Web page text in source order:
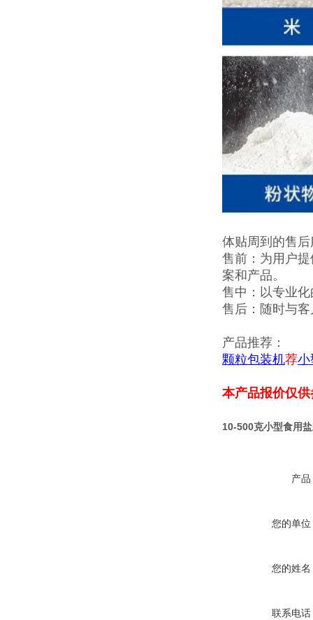
体贴周到的售
售前：为用户
案和产品。
售中：以专业
售后：随时与
产品推荐：
颗粒包装机荐小
本产品报价仅
10-500克小型食用
产品
您的单位
您的姓名
联系电话